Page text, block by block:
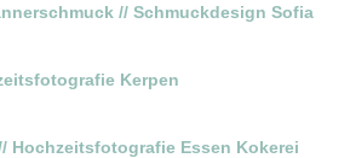
// Schmuckdesign Sofia
Kerpen
Hochzeitsfotografie Essen Kokerei